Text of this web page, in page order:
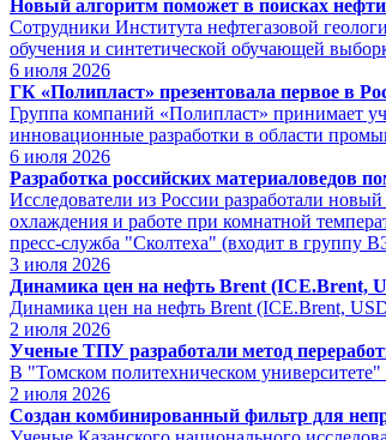
Новый алгоритм поможет в поисках нефти
Сотрудники Института нефтегазовой
обучения и синтетической обучающей
6 июля 2026
ГК «Полипласт» презентовала первое в
Группа компаний «Полипласт» принимает
инновационные разработки в области
6 июля 2026
Разработка российских материаловедов
Исследователи из России разработали
охлаждения и работе при комнатной
пресс-служба "Сколтеха" (входит в группу
3 июля 2026
Динамика цен на нефть Brent (ICE.Brent,
Динамика цен на нефть Brent (ICE.Brent,
2 июля 2026
Ученые ТПУ разработали метод
В "Томском политехническом
2 июля 2026
Создан комбинированный фильтр для